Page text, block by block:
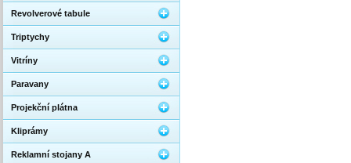
Revolverové tabule
Triptychy
Vitríny
Paravany
Projekční plátna
Kliprámy
Reklamní stojany A